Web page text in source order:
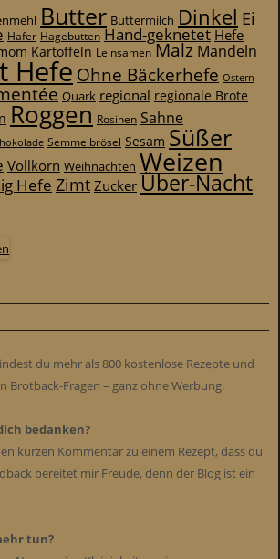
Butter Buttermilch Dinkel Ei
Hafer Hagebutten Hand-geknetet Hefe
Kartoffeln Leinsamen Malz Mandeln
Hefe Ohne Bäckerhefe Ostern
Quark regional regionale Brote
Roggen Rosinen Sahne
Semmelbrösel Sesam Süßer
Vollkorn Weihnachten Weizen
Hefe ZimtZuckerÜber-Nacht
du mehr als 800 kostenlose Rezepte und
Brotback-Fragen – ganz ohne Werbung.
bedanken?
kurzen Kommentar zu einem Rezept, dass du
bereitet mir Freude, denn der Blog ist ein
tun?